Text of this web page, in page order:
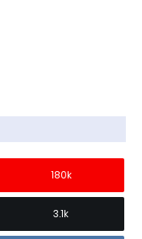
180k
3.1k